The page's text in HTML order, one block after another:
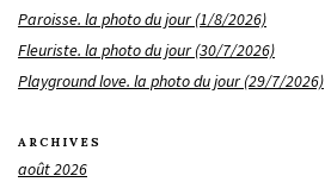
Paroisse. la photo du jour (1/8/2026)
Fleuriste. la photo du jour (30/7/2026)
Playground love. la photo du jour (29/7/2026)
ARCHIVES
août 2026